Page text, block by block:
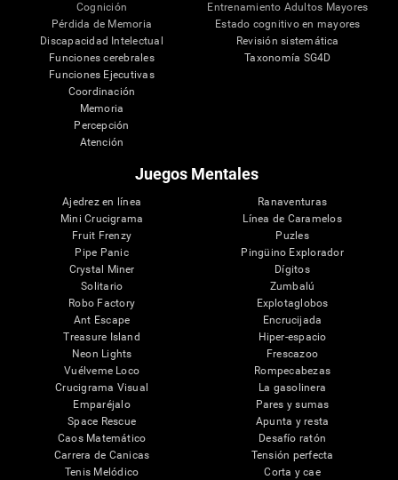
Cognición
Pérdida de Memoria
Discapacidad Intelectual
Funciones cerebrales
Funciones Ejecutivas
Coordinación
Memoria
Percepción
Atención
Entrenamiento Adultos Mayores
Estado cognitivo en mayores
Revisión sistemática
Taxonomía SG4D
Juegos Mentales
Ajedrez en línea
Mini Crucigrama
Fruit Frenzy
Pipe Panic
Crystal Miner
Solitario
Robo Factory
Ant Escape
Treasure Island
Neon Lights
Vuélveme Loco
Crucigrama Visual
Emparéjalo
Space Rescue
Caos Matemático
Carrera de Canicas
Tenis Melódico
Ranaventuras
Línea de Caramelos
Puzles
Pingüino Explorador
Dígitos
Zumbalú
Explotaglobos
Encrucijada
Hiper-espacio
Frescazoo
Rompecabezas
La gasolinera
Pares y sumas
Apunta y resta
Desafío ratón
Tensión perfecta
Corta y cae